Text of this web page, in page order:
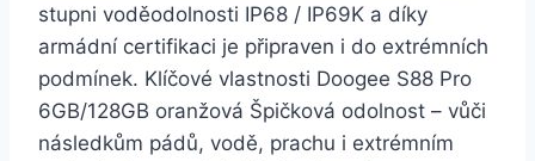
stupni voděodolnosti IP68 / IP69K a díky
armádní certifikaci je připraven i do extrémních
podmínek. Klíčové vlastnosti Doogee S88 Pro
6GB/128GB oranžová Špičková odolnost – vůči
následkům pádů, vodě, prachu i extrémním